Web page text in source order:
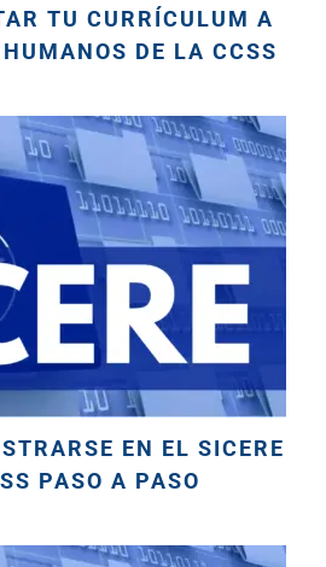
TU CURRÍCULUM A
DE LA CCSS
EN EL SICERE
PASO A PASO